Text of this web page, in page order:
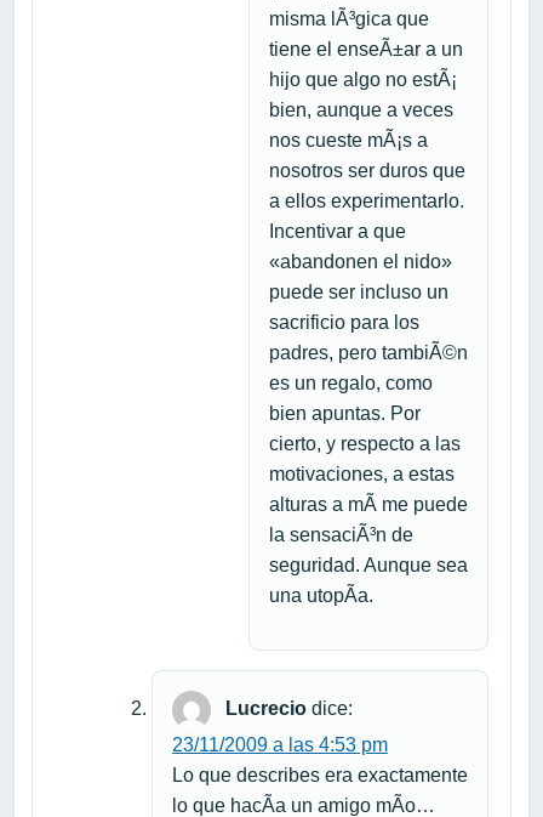
misma lÃ³gica que
tiene el enseÃ±ar a un
hijo que algo no estÃ¡
bien, aunque a veces
nos cueste mÃ¡s a
nosotros ser duros que
a ellos experimentarlo.
Incentivar a que
«abandonen el nido»
puede ser incluso un
sacrificio para los
padres, pero tambiÃ©n
es un regalo, como
bien apuntas. Por
cierto, y respecto a las
motivaciones, a estas
alturas a mÃ­ me puede
la sensaciÃ³n de
seguridad. Aunque sea
una utopÃ­a.
Lucrecio dice:
23/11/2009 a las 4:53 pm
Lo que describes era exactamente
lo que hacÃ­a un amigo mÃ­o…